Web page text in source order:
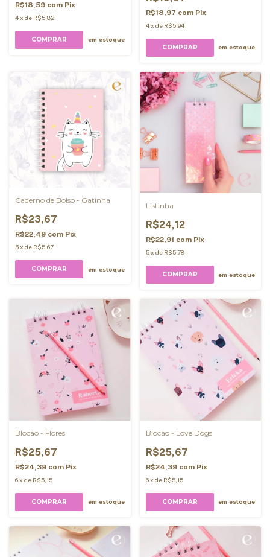
R$18,59 com Pix
4x de R$5,82
COMPRAR em estoque
R$18,97 com Pix
4 x de R$5,94
COMPRAR em estoque
Caderno de Bolso - Gatinha
R$23,67
R$22,49 com Pix
5x de R$5,67
COMPRAR em estoque
Listinha
R$24,12
R$22,91 com Pix
5 x de R$5,78
COMPRAR em estoque
Blocão - Flores
R$25,67
R$24,39 com Pix
6x de R$5,15
COMPRAR em estoque
Blocão - Love Dogs
R$25,67
R$24,39 com Pix
6 x de R$5,15
COMPRAR em estoque